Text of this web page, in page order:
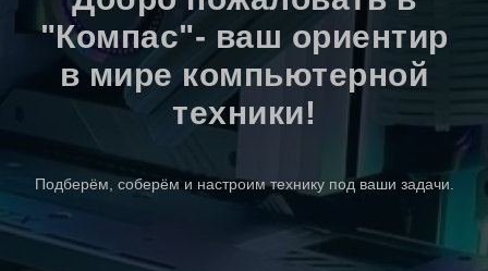
"Компас"- ваш ориентир
в мире компьютерной
техники!
Подберём, соберём и настроим технику под ваши задачи.